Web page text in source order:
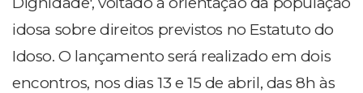
idosa sobre direitos previstos no Estatuto do
Idoso.O lançamento será realizado em dois
encontros, nos dias 13 e 15 de abril, das 8h às